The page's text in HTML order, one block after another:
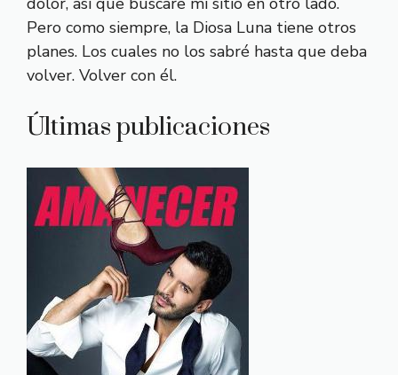
Pero como siempre, la Diosa Luna tiene otros
planes. Los cuales no los sabré hasta que deba
volver. Volver con él.
Últimas publicaciones